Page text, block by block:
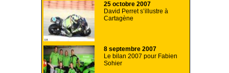
25 octobre 2007
David Perret s’illustre à
Cartagène
8 septembre 2007
Le bilan 2007 pour Fabien
Sohier